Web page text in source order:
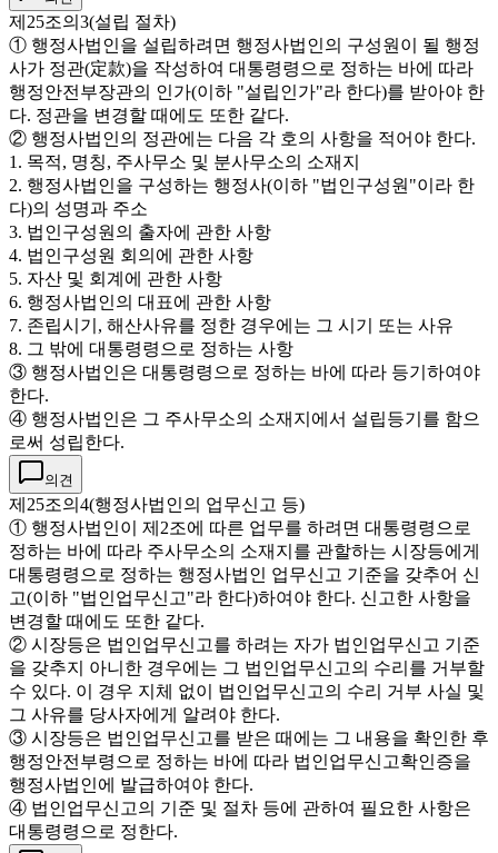
제25조의3(설립 절차)
① 행정사법인을 설립하려면 행정사법인의 구성원이 될 행정
사가 정관(定款)을 작성하여 대통령령으로 정하는 바에 따라
행정안전부장관의 인가(이하 "설립인가"라 한다)를 받아야 한
다. 정관을 변경할 때에도 또한 같다.
② 행정사법인의 정관에는 다음 각 호의 사항을 적어야 한다.
1. 목적, 명칭, 주사무소 및 분사무소의 소재지
2. 행정사법인을 구성하는 행정사(이하 "법인구성원"이라 한
다)의 성명과 주소
3. 법인구성원의 출자에 관한 사항
4. 법인구성원 회의에 관한 사항
5. 자산 및 회계에 관한 사항
6. 행정사법인의 대표에 관한 사항
7. 존립시기, 해산사유를 정한 경우에는 그 시기 또는 사유
8. 그 밖에 대통령령으로 정하는 사항
③ 행정사법인은 대통령령으로 정하는 바에 따라 등기하여야
한다.
④ 행정사법인은 그 주사무소의 소재지에서 설립등기를 함으
로써 성립한다.
의견
제25조의4(행정사법인의 업무신고 등)
① 행정사법인이 제2조에 따른 업무를 하려면 대통령령으로
정하는 바에 따라 주사무소의 소재지를 관할하는 시장등에게
대통령령으로 정하는 행정사법인 업무신고 기준을 갖추어 신
고(이하 "법인업무신고"라 한다)하여야 한다. 신고한 사항을
변경할 때에도 또한 같다.
② 시장등은 법인업무신고를 하려는 자가 법인업무신고 기준
을 갖추지 아니한 경우에는 그 법인업무신고의 수리를 거부할
수 있다. 이 경우 지체 없이 법인업무신고의 수리 거부 사실 및
그 사유를 당사자에게 알려야 한다.
③ 시장등은 법인업무신고를 받은 때에는 그 내용을 확인한 후
행정안전부령으로 정하는 바에 따라 법인업무신고확인증을
행정사법인에 발급하여야 한다.
④ 법인업무신고의 기준 및 절차 등에 관하여 필요한 사항은
대통령령으로 정한다.